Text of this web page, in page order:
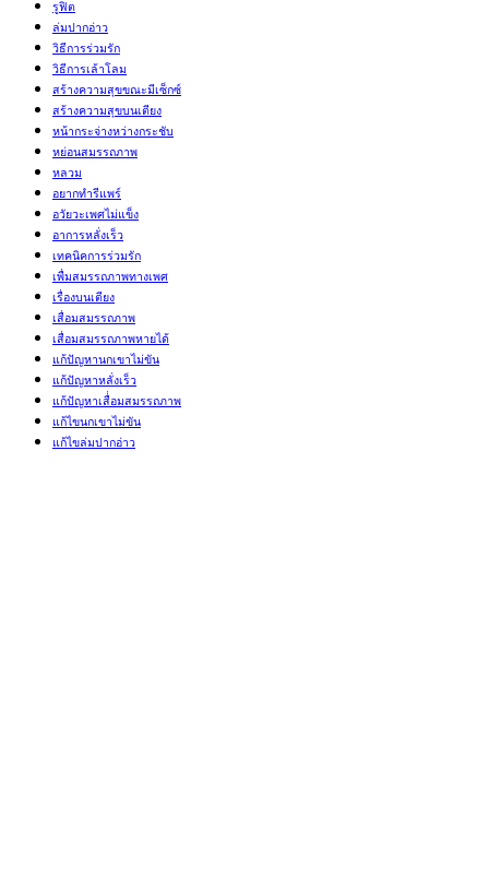
รูฟิต
ล่มปากอ่าว
วิธีการร่วมรัก
วิธีการเล้าโลม
สร้างความสุขขณะมีเซ็กซ์
สร้างความสุขบนเตียง
หน้ากระจ่างหว่างกระชับ
หย่อนสมรรถภาพ
หลวม
อยากทำรีแพร์
อวัยวะเพศไม่แข็ง
อาการหลั่งเร็ว
เทคนิคการร่วมรัก
เพื่มสมรรถภาพทางเพศ
เรื่องบนเตียง
เสื่อมสมรรถภาพ
เสื่อมสมรรถภาพหายได้
แก้ปัญหานกเขาไม่ขัน
แก้ปัญหาหลั่งเร็ว
แก้ปัญหาเสื่่อมสมรรถภาพ
แก้ไขนกเขาไม่ขัน
แก้ไขล่มปากอ่าว